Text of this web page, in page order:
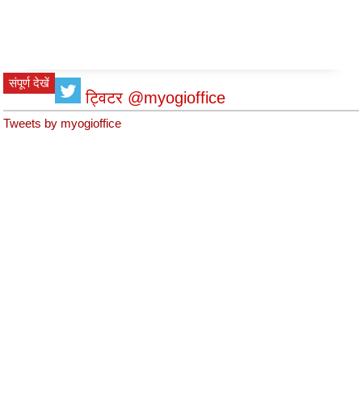
संपूर्ण देखें
ट्विटर @myogioffice
Tweets by myogioffice